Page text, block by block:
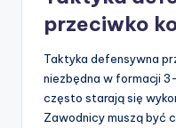
przeciwko
Taktyka defensywna
niezbędna w formacji
często starają się
Zawodnicy muszą być